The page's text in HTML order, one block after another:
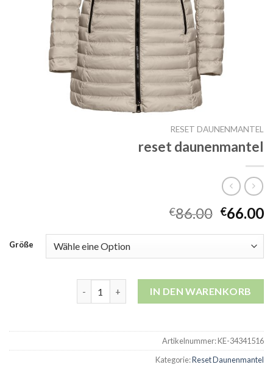
RESET DAUNENMANTEL
reset daunenmantel
€86.00 €66.00
Größe
IN DEN WARENKORB
Artikelnummer:KE-34341516
Kategorie:Reset Daunenmantel